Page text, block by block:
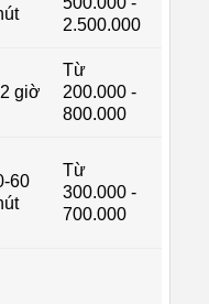
2.500.000
giờ
Từ
200.000 -
800.000
60
Từ
300.000 -
700.000